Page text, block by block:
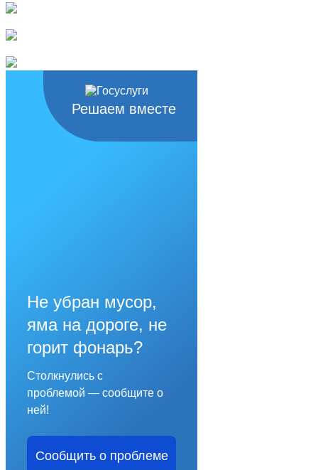
Решаем вместе
Не убран мусор,
яма на дороге, не
горит фонарь?
Столкнулись с
проблемой — сообщите о
ней!
Сообщить о проблеме